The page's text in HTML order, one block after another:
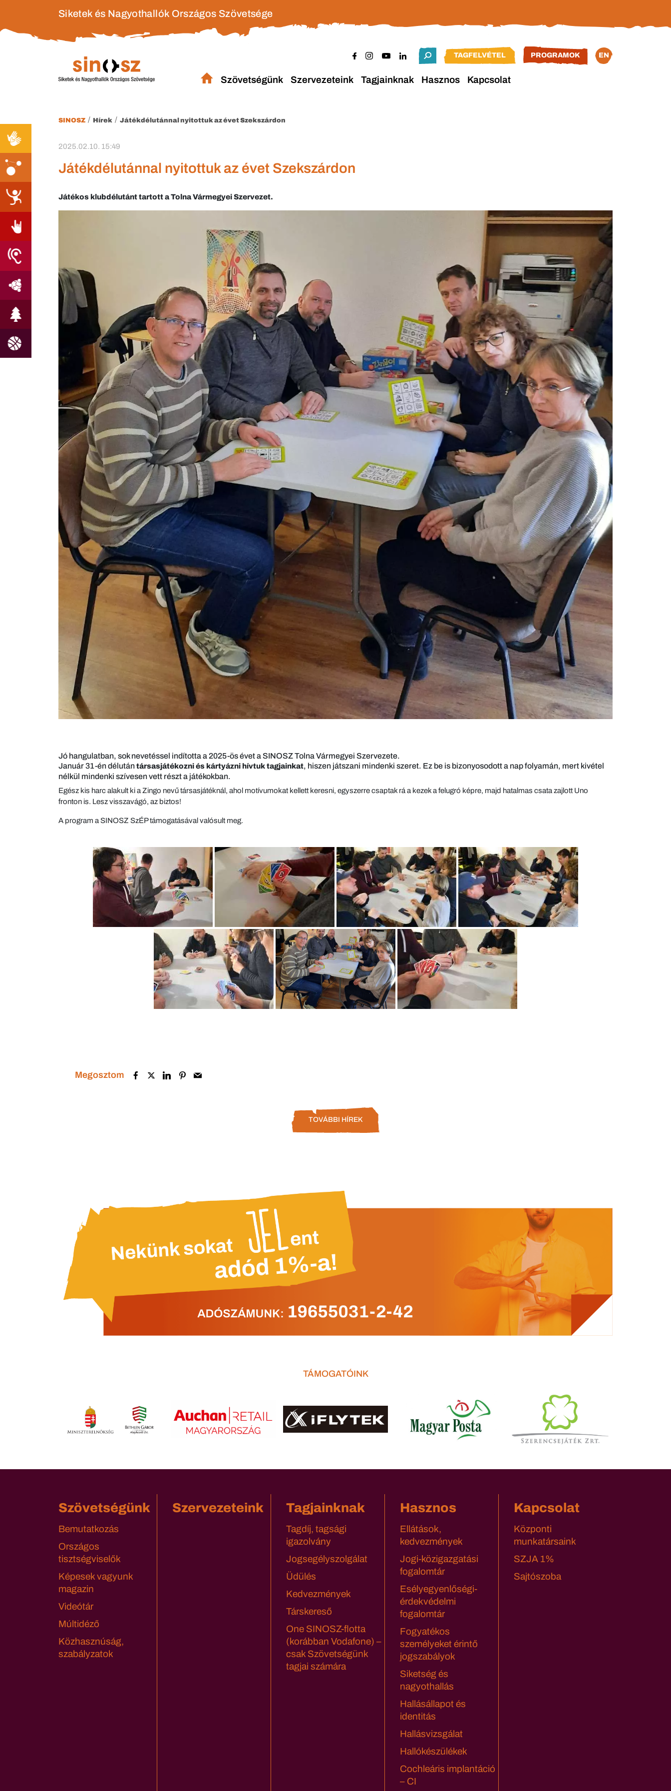
Siketek és Nagyothallók Országos Szövetsége
TAGFELVÉTEL PROGRAMOK EN
Szövetségünk Szervezeteink Tagjainknak Hasznos Kapcsolat
SINOSZ / Hírek / Játékdélutánnal nyitottuk az évet Szekszárdon
2025.02.10. 15:49
Játékdélutánnal nyitottuk az évet Szekszárdon
Játékos klubdélutánt tartott a Tolna Vármegyei Szervezet.
Jó hangulatban, sok nevetéssel indította a 2025-ös évet a SINOSZ Tolna Vármegyei Szervezete.
Január 31-én délutántársasjátékozni és kártyázni hívtuk tagjainkat, hiszen játszani mindenki szeret. Ez be is bizonyosodott a nap folyamán, mert kivétel
nélkül mindenki szívesen vett részt a játékokban.
Egész kis harc alakult ki a Zingo nevű társasjátéknál, ahol motívumokat kellett keresni, egyszerre csaptak rá a kezek a felugró képre, majd hatalmas csata zajlott Uno
fronton is. Lesz visszavágó, az biztos!
A program a SINOSZ SzÉP támogatásával valósult meg.
Megosztom
TOVÁBBI HÍREK
TÁMOGATÓINK
Szövetségünk
Bemutatkozás
Országos
tisztségviselők
Képesek vagyunk
magazin
Videótár
Múltidéző
Közhasznúság,
szabályzatok
Szervezeteink Tagjainknak
Tagdíj, tagsági
igazolvány
Jogsegélyszolgálat
Üdülés
Kedvezmények
Társkereső
One SINOSZ-flotta
(korábban Vodafone) –
csak Szövetségünk
tagjai számára
Hasznos
Ellátások,
kedvezmények
Jogi-közigazgatási
fogalomtár
Esélyegyenlőségi-
érdekvédelmi
fogalomtár
Fogyatékos
személyeket érintő
jogszabályok
Siketség és
nagyothallás
Hallásállapot és
identitás
Hallásvizsgálat
Hallókészülékek
Cochleáris implantáció
– CI
Kapcsolat
Központi
munkatársaink
SZJA 1%
Sajtószoba